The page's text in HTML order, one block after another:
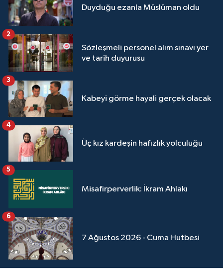
Duyduğu ezanla Müslüman oldu
Sözleşmeli personel alım sınavı yer
ve tarih duyurusu
2
Kabeyi görme hayali gerçek olacak
3
Üç kız kardeşin hafızlık yolculuğu
4
Misafirperverlik: İkram Ahlakı
5
7 Ağustos 2026 - Cuma Hutbesi
6
Sivas Müftülüğü
Şanlıurfa Müftülüğü
Şırnak Müftülüğü
Tekirdağ Müftülüğü
Trabzon Müftülüğü
Tunceli Müftülüğü
Uşak Müftülüğü
Van Müftülüğü
Yalova Müftülüğü